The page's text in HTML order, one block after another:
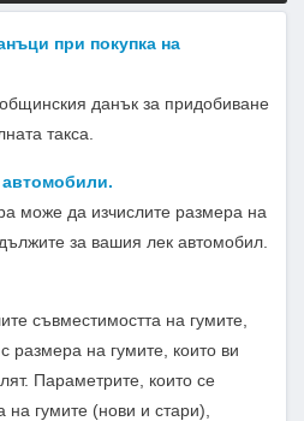
при покупка на
данък за придобиване
такса.
автомобили.
може да изчислите размера на
за вашия лек автомобил.
съвместимостта на гумите,
размера на гумите, които ви
Параметрите, които се
на гумите (нови и стари),